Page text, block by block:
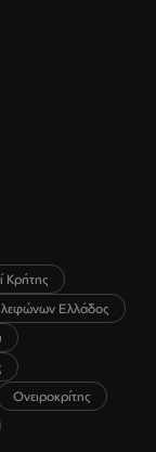
Κρήτης
Ελλάδος
Ονειροκρίτης